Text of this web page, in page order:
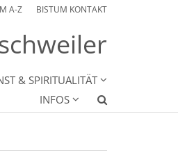
A-Z BISTUM KONTAKT
& SPIRITUALITÄT
INFOS